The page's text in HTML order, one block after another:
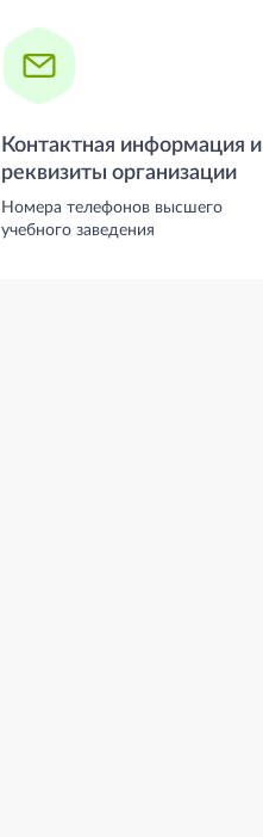
Контактная информация и
реквизиты организации
Номера телефонов высшего
учебного заведения